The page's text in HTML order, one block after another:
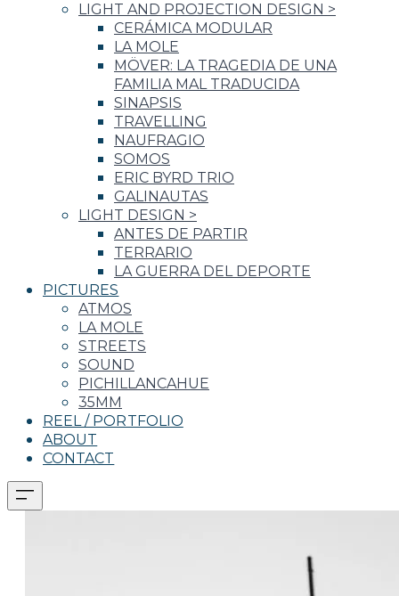
LIGHT AND PROJECTION DESIGN >
CERÁMICA MODULAR
LA MOLE
MÖVER: LA TRAGEDIA DE UNA
FAMILIA MAL TRADUCIDA
SINAPSIS
TRAVELLING
NAUFRAGIO
SOMOS
ERIC BYRD TRIO
GALINAUTAS
LIGHT DESIGN >
ANTES DE PARTIR
TERRARIO
LA GUERRA DEL DEPORTE
PICTURES
ATMOS
LA MOLE
STREETS
SOUND
PICHILLANCAHUE
35MM
REEL / PORTFOLIO
ABOUT
CONTACT